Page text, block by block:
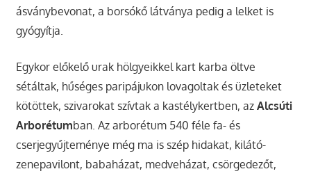
ásványbevonat, a borsókő látványa pedig a lelket is
gyógyítja.
Egykor előkelő urak hölgyeikkel kart karba öltve
sétáltak, hűséges paripájukon lovagoltak és üzleteket
kötöttek, szivarokat szívtak a kastélykertben, az Alcsúti
Arborétumban. Az arborétum 540 féle fa- és
cserjegyűjteménye még ma is szép hidakat, kilátó-
zenepavilont, babaházat, medveházat, csörgedezőt,